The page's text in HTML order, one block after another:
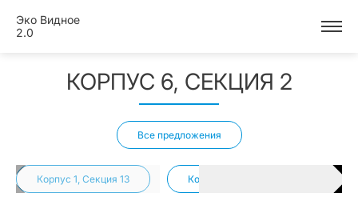
Эко Видное
2.0
КОРПУС 6, СЕКЦИЯ 2
Все предложения
Корпус 1, Секция 13 Корпус 1, Секция 18